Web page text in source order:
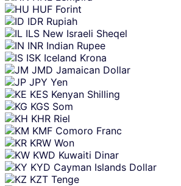
HUF Forint
IDR Rupiah
ILS New Israeli Sheqel
INR Indian Rupee
ISK Iceland Krona
JMD Jamaican Dollar
JPY Yen
KES Kenyan Shilling
KGS Som
KHR Riel
KMF Comoro Franc
KRW Won
KWD Kuwaiti Dinar
KYD Cayman Islands Dollar
KZT Tenge